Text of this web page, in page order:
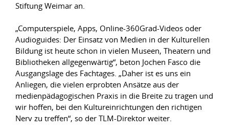
Stiftung Weimar an.
„Computerspiele, Apps, Online-360Grad-Videos oder
Audioguides: Der Einsatz von Medien in der Kulturellen
Bildung ist heute schon in vielen Museen, Theatern und
Bibliotheken allgegenwärtig“, beton Jochen Fasco die
Ausgangslage des Fachtages. „Daher ist es uns ein
Anliegen, die vielen erprobten Ansätze aus der
medienpädagogischen Praxis in die Breite zu tragen und
wir hoffen, bei den Kultureinrichtungen den richtigen
Nerv zu treffen“, so der TLM-Direktor weiter.